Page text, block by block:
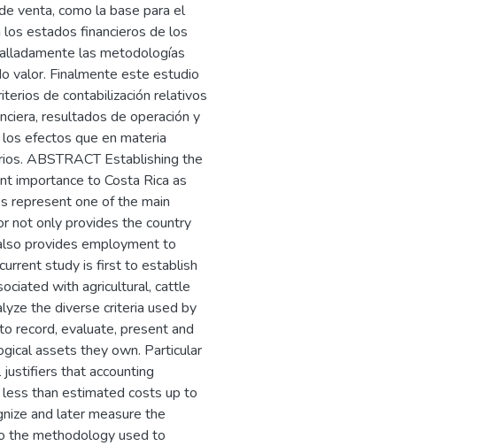
venta, como la base para el
estados financieros de los
las metodologías
valor. Finalmente este estudio
de contabilización relativos
resultados de operación y
efectos que en materia
ABSTRACT Establishing the
importance to Costa Rica as
represent one of the main
not only provides the country
provides employment to
study is first to establish
with agricultural, cattle
the diverse criteria used by
record, evaluate, present and
assets they own. Particular
that accounting
than estimated costs up to
and later measure the
the methodology used to